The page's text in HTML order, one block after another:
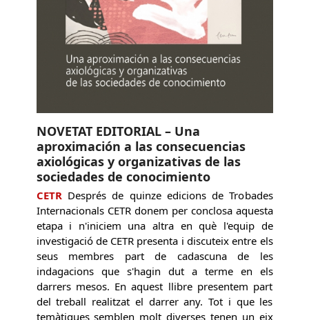
NOVETAT EDITORIAL – Una
aproximación a las consecuencias
axiológicas y organizativas de las
sociedades de conocimiento
CETR Després de quinze edicions de Trobades
Internacionals CETR donem per conclosa aquesta
etapa i n'iniciem una altra en què l'equip de
investigació de CETR presenta i discuteix entre els
seus membres part de cadascuna de les
indagacions que s'hagin dut a terme en els
darrers mesos. En aquest llibre presentem part
del treball realitzat el darrer any. Tot i que les
temàtiques semblen molt diverses tenen un eix